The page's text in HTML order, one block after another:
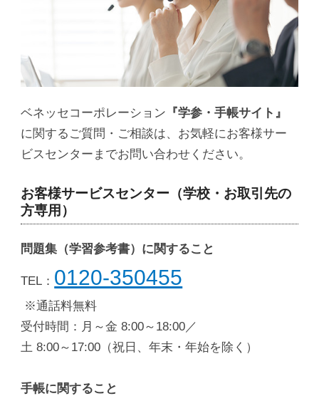
ベネッセコーポレーション 『学参・手帳サイト』
に関するご質問・ご相談は、お気軽にお客様サー
ビスセンターまでお問い合わせください。
お客様サービスセンター（学校・お取引先の
方専用）
問題集（学習参考書）に関すること
TEL： 0120-350455
※通話料無料
受付時間：月～金 8:00～18:00／
土 8:00～17:00（祝日、年末・年始を除く）
手帳に関すること